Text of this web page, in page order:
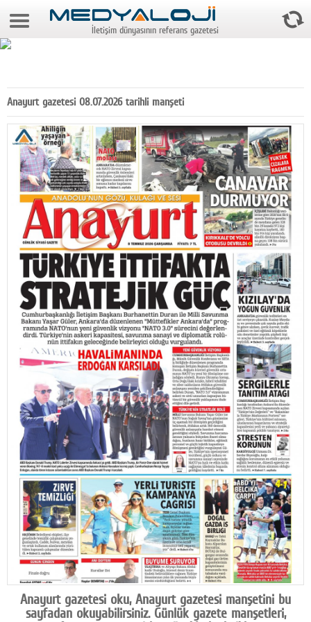
7 Ağustos 2026 20:18:38
Gazeteler
Medya
Reyting-tiraj
Teknoloji
Televizyon
Dünya
Facebook
Diziler
Karikatür
Youtube
Polemik
Reklam
Yazarlar
Künye
SOSYAL MEDYA
Facebook
Twitter
İletişim dünyasının referans gazetesi
Anayurt gazetesi 08.07.2026 tarihli manşeti
Anayurt gazetesi oku, Anayurt gazetesi manşetini bu
sayfadan okuyabilirsiniz. Günlük gazete manşetleri,